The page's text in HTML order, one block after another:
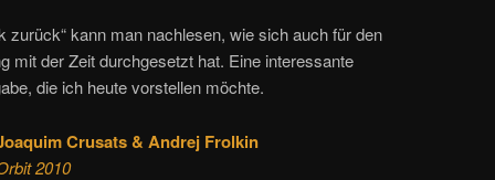
zurück“ kann man nachlesen, wie sich auch für den
mit der Zeit durchgesetzt hat. Eine interessante
die ich heute vorstellen möchte.
Crusats & Andrej Frolkin
2010